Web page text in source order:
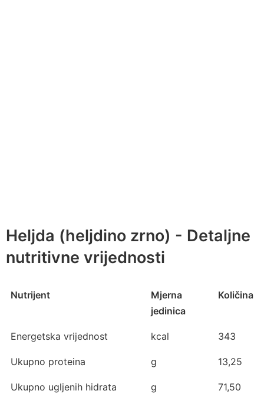
Heljda (heljdino zrno) - Detaljne
nutritivne vrijednosti
Nutrijent
Mjerna
jedinica
Količina
Energetska vrijednost kcal 343
Ukupno proteina g 13,25
Ukupno ugljenih hidrata g 71,50